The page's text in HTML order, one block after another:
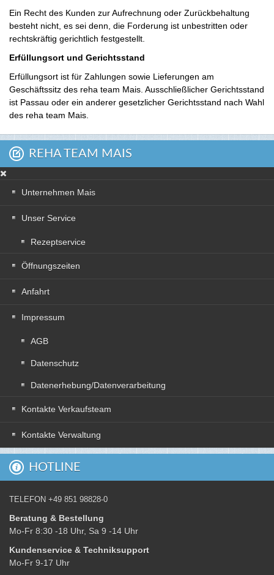
Ein Recht des Kunden zur Aufrechnung oder Zurückbehaltung
besteht nicht, es sei denn, die Forderung ist unbestritten oder
rechtskräftig gerichtlich festgestellt.
Erfüllungsort und Gerichtsstand
Erfüllungsort ist für Zahlungen sowie Lieferungen am
Geschäftssitz des reha team Mais. Ausschließlicher Gerichtsstand
ist Passau oder ein anderer gesetzlicher Gerichtsstand nach Wahl
des reha team Mais.
REHA TEAM MAIS
Unternehmen Mais
Unser Service
Rezeptservice
Öffnungszeiten
Anfahrt
Impressum
AGB
Datenschutz
Datenerhebung/Datenverarbeitung
Kontakte Verkaufsteam
Kontakte Verwaltung
HOTLINE
TELEFON +49 851 98828-0
Beratung & Bestellung
Mo-Fr 8:30 -18 Uhr, Sa 9 -14 Uhr
Kundenservice & Techniksupport
Mo-Fr 9-17 Uhr